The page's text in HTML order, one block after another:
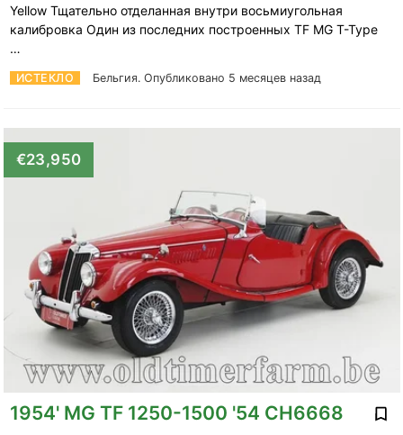
ИСТЕКЛО Бельгия. Опубликовано 5 месяцев назад
Yellow Тщательно отделанная внутри восьмиугольная
калибровка Один из последних построенных TF MG T-Type
…
€23,950
1954' MG TF 1250-1500 '54 CH6668